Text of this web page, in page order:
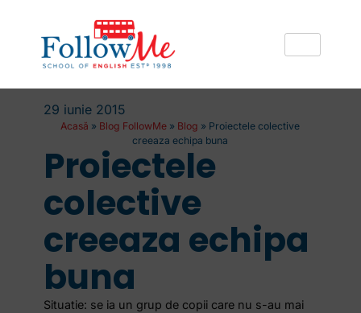
29 iunie 2015
Acasă » Blog FollowMe » Blog » Proiectele colective
creeaza echipa buna
Proiectele
colective
creeaza echipa
buna
Situatie: se ia un grup de copii care nu s-au mai